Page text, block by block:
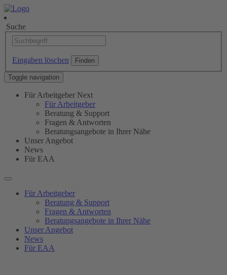
Suche
Eingaben löschen
Toggle navigation
Für Arbeitgeber Next
Für Arbeitgeber
Beratung & Support
Fragen & Antworten
Beratungsangebote in Ihrer Nähe
Unser Angebot
News
Für EAA
Für Arbeitgeber
Beratung & Support
Fragen & Antworten
Beratungsangebote in Ihrer Nähe
Unser Angebot
News
Für EAA